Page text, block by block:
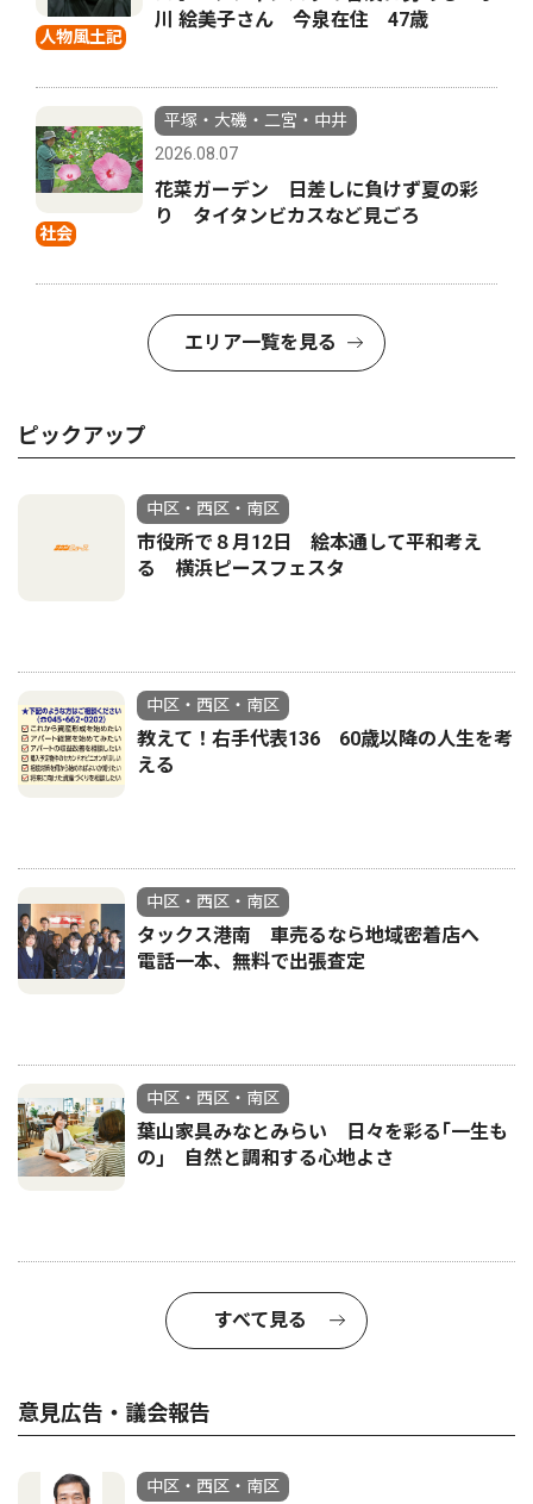
人物風土記
川 絵美子さん 今泉在住 47歳
社会
平塚・大磯・二宮・中井
2026.08.07
花菜ガーデン 日差しに負けず夏の彩
り タイタンビカスなど見ごろ
エリア一覧を見る
ピックアップ
中区・西区・南区
市役所で８月12日 絵本通して平和考え
る 横浜ピースフェスタ
中区・西区・南区
教えて！右手代表136 60歳以降の人生を考
える
中区・西区・南区
タックス港南 車売るなら地域密着店へ
電話一本、無料で出張査定
中区・西区・南区
葉山家具みなとみらい 日々を彩る｢一生も
の｣ 自然と調和する心地よさ
すべて見る
意見広告・議会報告
中区・西区・南区